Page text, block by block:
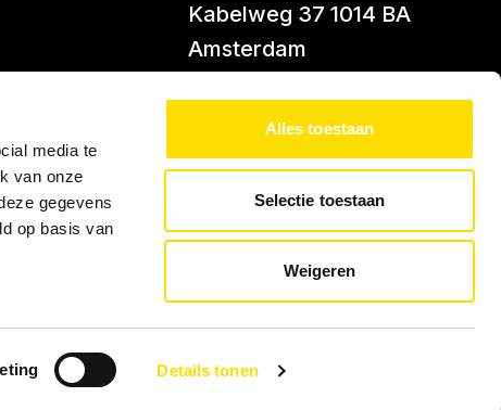
media te
van onze
gegevens
op basis van
Details tonen
Alles toestaan
Selectie toestaan
Weigeren
Kabelweg 37 1014 BA
Amsterdam
Adres Leiden:
Kanaalpark 140 2321 JV
Leiden